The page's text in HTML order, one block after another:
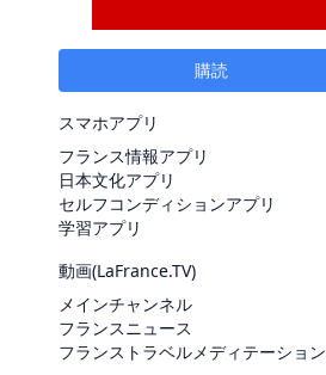
購読
スマホアプリ
フランス情報アプリ
日本文化アプリ
セルフコンディションアプリ
学習アプリ
動画(LaFrance.TV)
メインチャンネル
フランスニュース
フランストラベルメディテーション